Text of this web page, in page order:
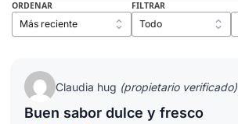
ORDENAR FILTRAR
Claudia hug (propietario verificado)
Buen sabor dulce y fresco